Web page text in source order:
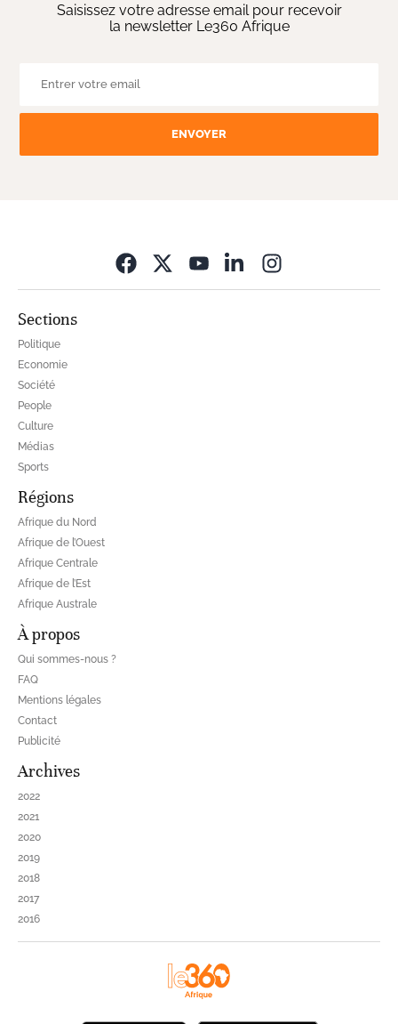
Saisissez votre adresse email pour recevoir
la newsletter Le360 Afrique
ENVOYER
Sections
Politique
Economie
Société
People
Culture
Médias
Sports
Régions
Afrique du Nord
Afrique de l’Ouest
Afrique Centrale
Afrique de l’Est
Afrique Australe
À propos
Qui sommes-nous ?
FAQ
Mentions légales
Contact
Publicité
Archives
2022
2021
2020
2019
2018
2017
2016